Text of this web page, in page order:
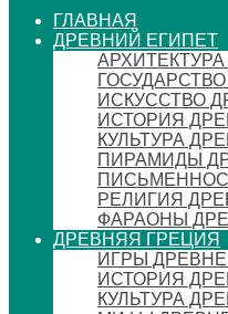
ГЛАВНАЯ
ДРЕВНИЙ ЕГИПЕТ
ИСКУССТВО
ИСТОРИЯ
КУЛЬТУРА
ПИРАМИДЫ
РЕЛИГИЯ
ФАРАОНЫ
ДРЕВНЯЯ ГРЕЦИЯ
ИГРЫ
ИСТОРИЯ
КУЛЬТУРА